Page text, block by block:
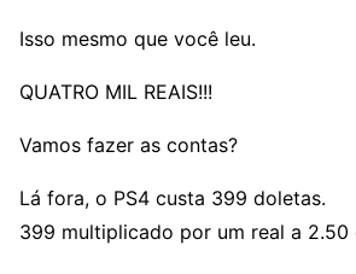
Isso mesmo que você leu.
QUATRO MIL REAIS!!!
Vamos fazer as contas?
Lá fora, o PS4 custa 399 doletas.
399 multiplicado por um real a 2.50